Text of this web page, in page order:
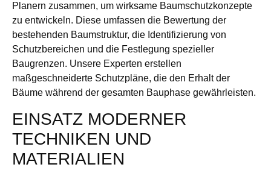
Planern zusammen, um wirksame Baumschutzkonzepte
zu entwickeln. Diese umfassen die Bewertung der
bestehenden Baumstruktur, die Identifizierung von
Schutzbereichen und die Festlegung spezieller
Baugrenzen. Unsere Experten erstellen
maßgeschneiderte Schutzpläne, die den Erhalt der
Bäume während der gesamten Bauphase gewährleisten.
EINSATZ MODERNER
TECHNIKEN UND
MATERIALIEN